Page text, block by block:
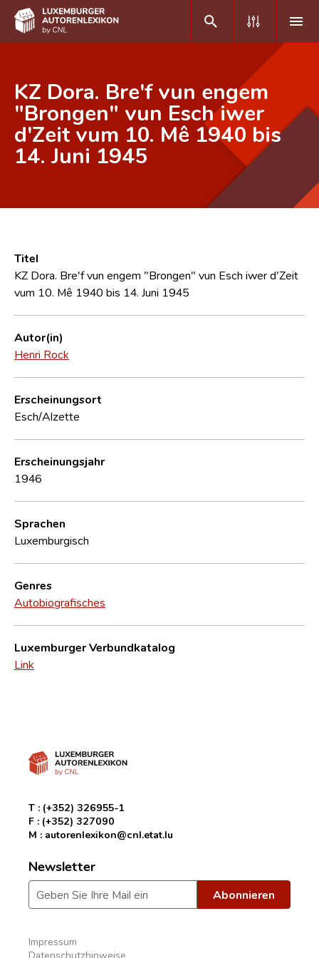
DE FR
Home
Autor(inn)en A-Z
Forschungsgruppe
KZ Dora. Bre'f vun engem
"Brongen" vun Esch iwer
d'Zeit vum 10. Mê 1940 bis
14. Juni 1945
Titel
KZ Dora. Bre'f vun engem "Brongen" vun Esch iwer d'Zeit
vum 10. Mê 1940 bis 14. Juni 1945
Autor(in)
Henri Rock
Erscheinungsort
Esch/Alzette
Erscheinungsjahr
1946
Sprachen
Luxemburgisch
Genres
Autobiografisches
Luxemburger Verbundkatalog
Link
T : (+352) 326955-1
F : (+352) 327090
M : autorenlexikon@cnl.etat.lu
Newsletter
Impressum
Datenschutzhinweise